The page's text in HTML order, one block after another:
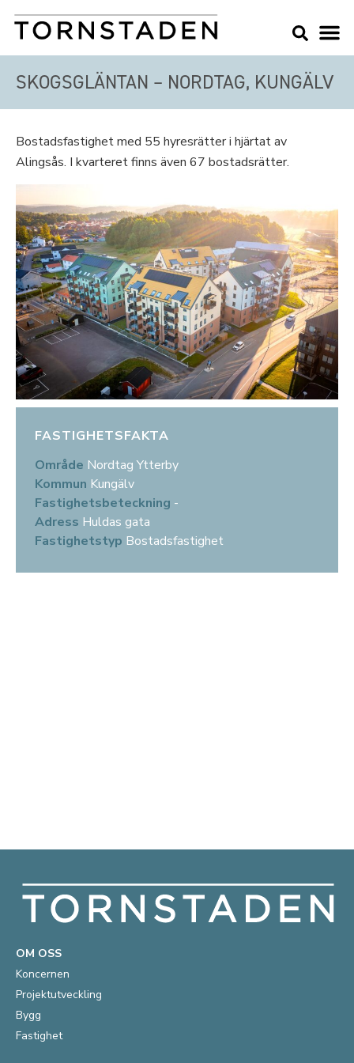
SKOGSGLÄNTAN – NORDTAG, KUNGÄLV
Bostadsfastighet med 55 hyresrätter i hjärtat av
Alingsås. I kvarteret finns även 67 bostadsrätter.
FASTIGHETSFAKTA
Område Nordtag Ytterby
Kommun Kungälv
Fastighetsbeteckning -
Adress Huldas gata
Fastighetstyp Bostadsfastighet
OM OSS
Koncernen
Projektutveckling
Bygg
Fastighet